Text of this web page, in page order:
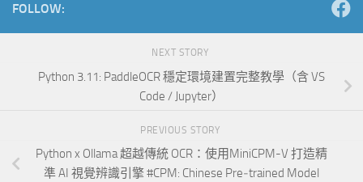
FOLLOW:
NEXT STORY
Python 3.11: PaddleOCR 穩定環境建置完整教學（含 VS
Code / Jupyter）
PREVIOUS STORY
Python x Ollama 超越傳統 OCR：使用MiniCPM-V 打造精
準 AI 視覺辨識引擎 #CPM: Chinese Pre‑trained Model